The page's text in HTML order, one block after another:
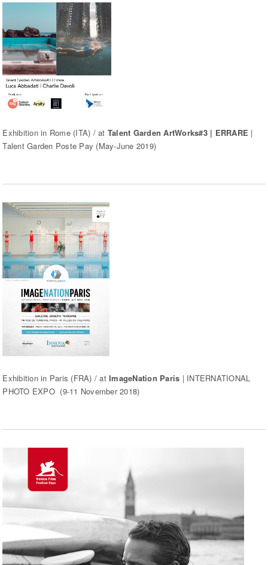
Exhibition in Rome (ITA) / at Talent Garden ArtWorks#3 | ERRARE |
Talent Garden Poste Pay (May-June 2019)
Exhibition in Paris (FRA) / atImageNation Paris | INTERNATIONAL
PHOTO EXPO (9-11 November 2018)